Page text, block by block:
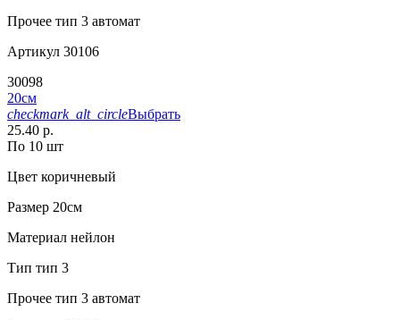
Прочее тип 3 автомат
Артикул 30106
30098
20см
checkmark_alt_circleВыбрать
25.40 р.
По 10 шт
Цвет коричневый
Размер 20см
Материал нейлон
Тип тип 3
Прочее тип 3 автомат